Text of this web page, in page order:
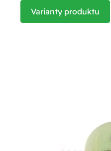
Varianty produktu